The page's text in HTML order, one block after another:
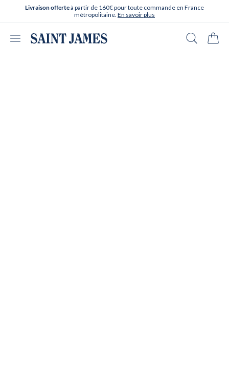
Aller directement au contenu
Livraison offerteà partir de 160€ pour toute commande en France
métropolitaine. En savoir plus
Ouvrir le menu